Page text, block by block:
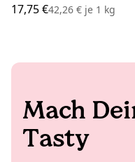
17,75 €42,26 € je 1 kg
Mach
Tasty